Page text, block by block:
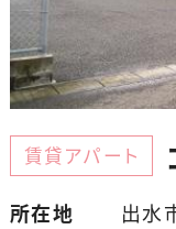
賃貸アパート
所在地
出水